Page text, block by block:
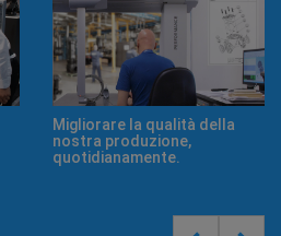
Online il nuovo sito web del
Gruppo Zenit